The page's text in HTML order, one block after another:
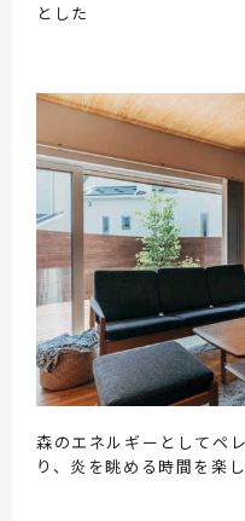
とした
森のエネルギーとしてペ
り、炎を眺める時間を楽